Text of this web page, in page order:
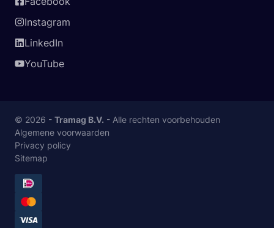
Instagram
LinkedIn
YouTube
© 2026 - Tramag B.V. - Alle rechten voorbehouden
Algemene voorwaarden
Privacy policy
Sitemap